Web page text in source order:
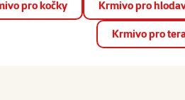
📱 Stáhněte si novou aplikaci
pro kočky Krmivo pro
Krmivo pro